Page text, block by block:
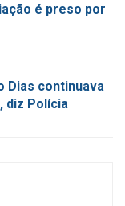
é preso por
Dias continuava
diz Polícia